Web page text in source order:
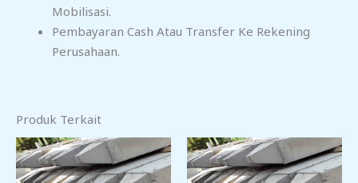
Mobilisasi.
Pembayaran Cash Atau Transfer Ke Rekening
Perusahaan.
Produk Terkait